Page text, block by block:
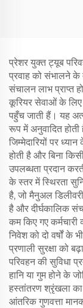
प्रेशर युक्त ट्यूब
प्रवाह को संभालने के
संचालन लाभ प्राप्त
कूरियर सेवाओं के
पहुँच जाती हैं। यह
रूप में अनुवादित होती
जिम्मेदारियों पर
होती है और बिना
उपलब्धता प्रदान
के स्तर में स्थिरता
है, जो मैनुअल
है और दीर्घकालिक
कम किए गए
निवेश को दो वर्षों
प्रणाली सुरक्षा को
परिवहन की सुविधा
हानि या गुम होने के
हस्तांतरण श्रृंखला
आंतरिक गुणवत्ता